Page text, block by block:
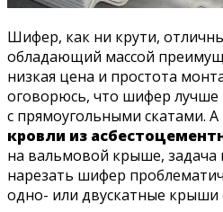
Шифер, как ни крути,
обладающий массой
низкая цена и простота
оговорюсь, что шифер
с прямоугольными скатами. А
кровли из
на вальмовой крыше, задача
нарезать шифер
одно- или двускатные крыши